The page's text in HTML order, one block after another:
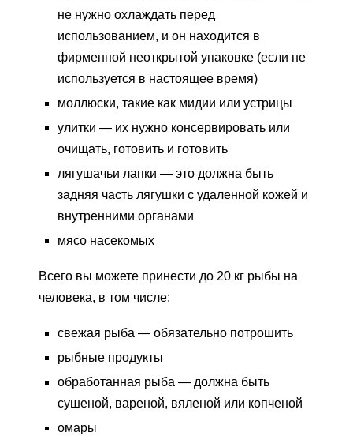
не нужно охлаждать перед
использованием, и он находится в
фирменной неоткрытой упаковке (если не
используется в настоящее время)
моллюски, такие как мидии или устрицы
улитки — их нужно консервировать или
очищать, готовить и готовить
лягушачьи лапки — это должна быть
задняя часть лягушки с удаленной кожей и
внутренними органами
мясо насекомых
Всего вы можете принести до 20 кг рыбы на
человека, в том числе:
свежая рыба — обязательно потрошить
рыбные продукты
обработанная рыба — должна быть
сушеной, вареной, вяленой или копченой
омары